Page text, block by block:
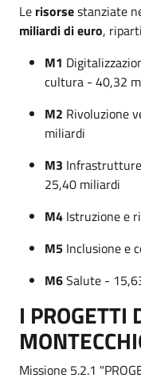
Le risorsestanziate
miliardi di euro,
M1
cultura - 40,32
M2 Rivoluzione
miliardi
M3
25,40 miliardi
M4 Istruzione e
M5 Inclusione e
M6Salute -
I PROGETTI
Missione 5.2.1